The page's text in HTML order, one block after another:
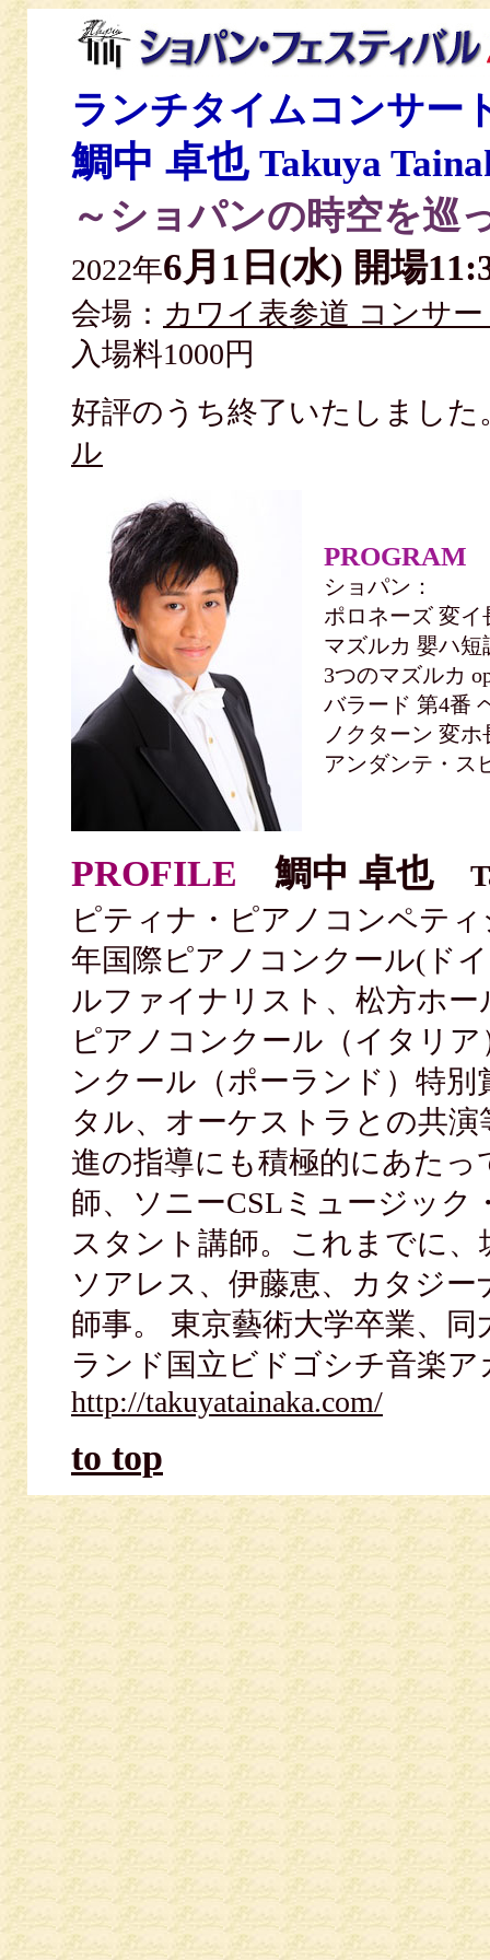
ランチタイムコンサー
鯛中 卓也 Takuya
～ショパンの時空を巡
2022年6月1日(水) 開場
会場： カワイ表参道 コンサ
入場料1000円
好評のうち終了いたしまし
ル
PROGRAM
ショパン：
ポロネーズ 変イ
マズルカ 嬰ハ短
3つのマズルカ
バラード 第4番
ノクターン 変ホ
アンダンテ・ス
PROFILE 鯛中 卓也
ピティナ・ピアノコンペテ
年国際ピアノコンクール(ド
ルファイナリスト、松方ホ
ピアノコンクール（イタリ
ンクール（ポーランド）特
タル、オーケストラとの共
進の指導にも積極的にあた
師、ソニーCSLミュージッ
スタント講師。これまでに
ソアレス、伊藤恵、カタジ
師事。 東京藝術大学卒業、
ランド国立ビドゴシチ音楽
http://takuyatainaka.com/
to top